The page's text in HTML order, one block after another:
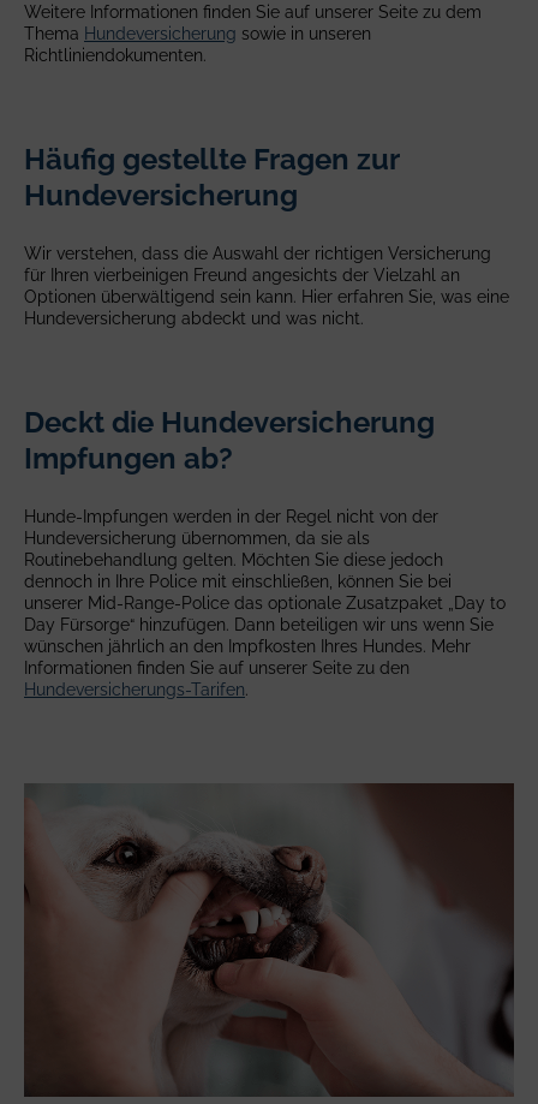
Weitere Informationen finden Sie auf unserer Seite zu dem
Thema Hundeversicherung sowie in unseren
Richtliniendokumenten.
Häufig gestellte Fragen zur
Hundeversicherung
Wir verstehen, dass die Auswahl der richtigen Versicherung
für Ihren vierbeinigen Freund angesichts der Vielzahl an
Optionen überwältigend sein kann. Hier erfahren Sie, was eine
Hundeversicherung abdeckt und was nicht.
Deckt die Hundeversicherung
Impfungen ab?
Hunde-Impfungen werden in der Regel nicht von der
Hundeversicherung übernommen, da sie als
Routinebehandlung gelten. Möchten Sie diese jedoch
dennoch in Ihre Police mit einschließen, können Sie bei
unserer Mid-Range-Police das optionale Zusatzpaket „Day to
Day Fürsorge“ hinzufügen. Dann beteiligen wir uns wenn Sie
wünschen jährlich an den Impfkosten Ihres Hundes. Mehr
Informationen finden Sie auf unserer Seite zu den
Hundeversicherungs-Tarifen.